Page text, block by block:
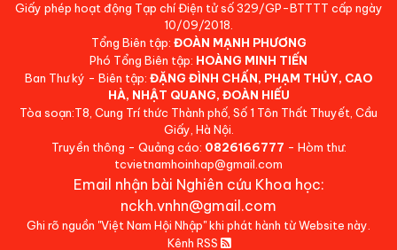
Giấy phép hoạt động Tạp chí Điện tử số 329/GP-BTTTT cấp ngày
10/09/2018.
Tổng Biên tập: ĐOÀN MẠNH PHƯƠNG
Phó Tổng Biên tập: HOÀNG MINH TIẾN
Ban Thư ký - Biên tập: ĐẶNG ĐÌNH CHẤN, PHẠM THỦY, CAO
HÀ, NHẬT QUANG, ĐOÀN HIẾU
Tòa soạn:T8, Cung Trí thức Thành phố, Số 1 Tôn Thất Thuyết, Cầu
Giấy, Hà Nội.
Truyền thông - Quảng cáo: 0826166777 - Hòm thư:
tcvietnamhoinhap@gmail.com
Email nhận bài Nghiên cứu Khoa học:
nckh.vnhn@gmail.com
Ghi rõ nguồn "Việt Nam Hội Nhập" khi phát hành từ Website này.
Kênh RSS